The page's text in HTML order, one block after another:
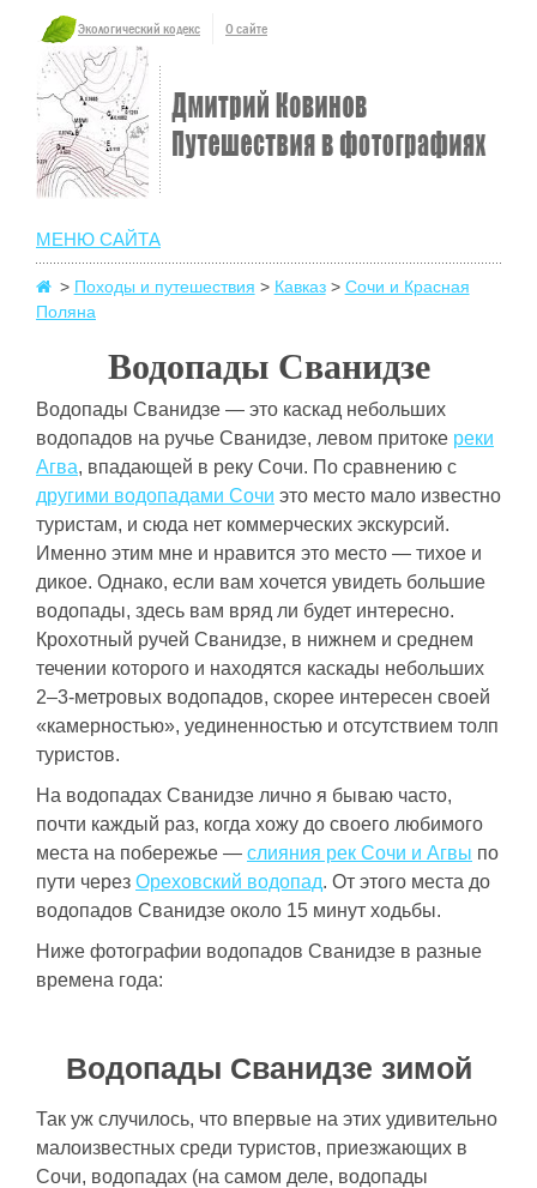
Экологический кодекс О сайте
МЕНЮ САЙТА
> Походы и путешествия > Кавказ> Сочи и Красная
Поляна
Водопады Сванидзе
Водопады Сванидзе — это каскад небольших
водопадов на ручье Сванидзе, левом притоке реки
Агва, впадающей в реку Сочи. По сравнению с
другими водопадами Сочи это место мало известно
туристам, и сюда нет коммерческих экскурсий.
Именно этим мне и нравится это место — тихое и
дикое. Однако, если вам хочется увидеть большие
водопады, здесь вам вряд ли будет интересно.
Крохотный ручей Сванидзе, в нижнем и среднем
течении которого и находятся каскады небольших
2–3-метровых водопадов, скорее интересен своей
«камерностью», уединенностью и отсутствием толп
туристов.
На водопадах Сванидзе лично я бываю часто,
почти каждый раз, когда хожу до своего любимого
места на побережье — слияния рек Сочи и Агвы по
пути через Ореховский водопад. От этого места до
водопадов Сванидзе около 15 минут ходьбы.
Ниже фотографии водопадов Сванидзе в разные
времена года:
Водопады Сванидзе зимой
Так уж случилось, что впервые на этих удивительно
малоизвестных среди туристов, приезжающих в
Сочи, водопадах (на самом деле, водопады